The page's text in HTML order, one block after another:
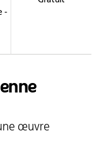
-
œuvre